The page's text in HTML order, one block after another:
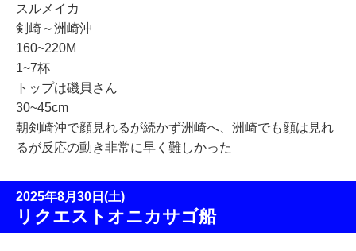
スルメイカ
剣崎～洲崎沖
160~220M
1~7杯
トップは磯貝さん
30~45cm
朝剣崎沖で顔見れるが続かず洲崎へ、洲崎でも顔は見れ
るが反応の動き非常に早く難しかった
2025年8月30日(土)
リクエストオニカサゴ船